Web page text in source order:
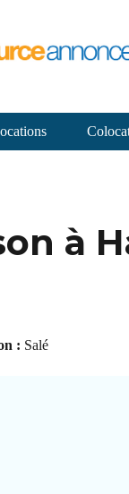
à
: Salé